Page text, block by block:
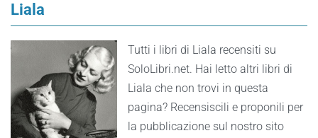
Liala
Tutti i libri di Liala recensiti su
SoloLibri.net. Hai letto altri libri di
Liala che non trovi in questa
pagina? Recensiscili e proponili per
la pubblicazione sul nostro sito